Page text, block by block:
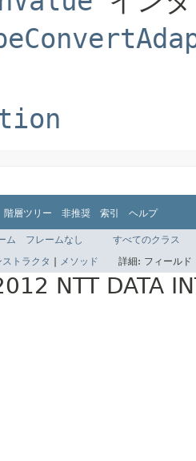
階層ツリー 非推奨 索引 ヘルプ
ム フレームなし
すべてのクラス
ストラクタ メソッド 詳細: フィール
NTT DATA